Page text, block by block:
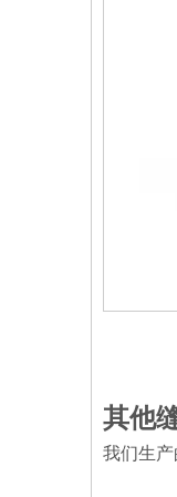
其他
我们生